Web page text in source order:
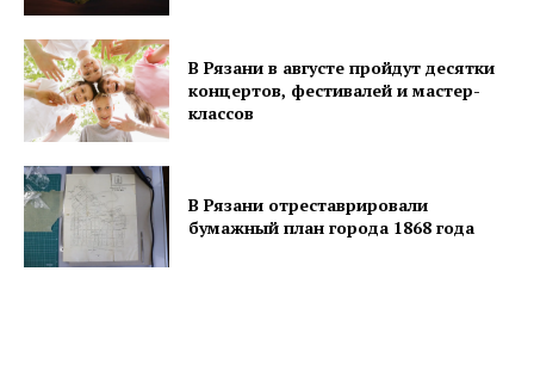
В Рязани в августе пройдут десятки
концертов, фестивалей и мастер-
классов
В Рязани отреставрировали
бумажный план города 1868 года